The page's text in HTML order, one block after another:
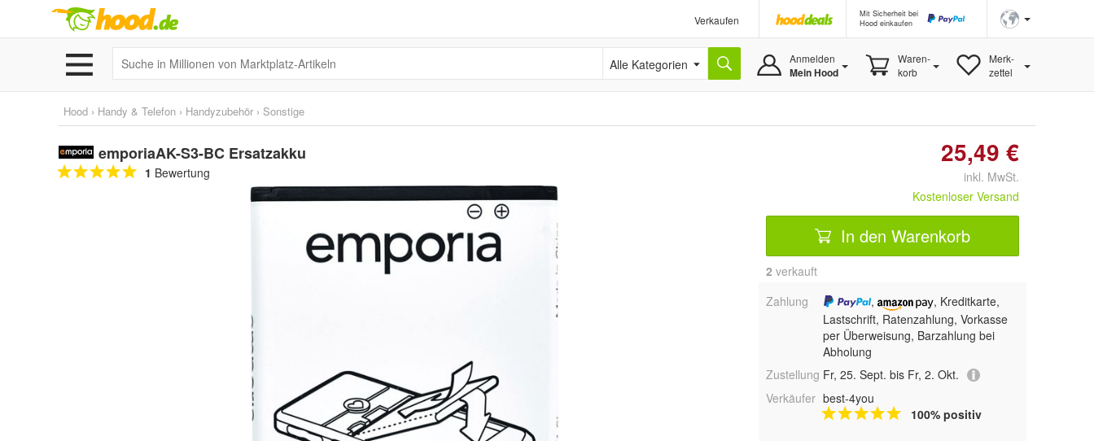
Verkaufen
Mit Sicherheit bei
Hood einkaufen
Alle Kategorien Anmelden
Mein Hood
Waren-
korb
Merk-
zettel
Hood › Handy & Telefon › Handyzubehör › Sonstige
emporiaAK-S3-BC Ersatzakku
1 Bewertung
25,49 €
inkl. MwSt.
Kostenloser Versand
In den Warenkorb
2 verkauft
Zahlung
,
, Kreditkarte,
Lastschrift, Ratenzahlung, Vorkasse
per Überweisung, Barzahlung bei
Abholung
Zustellung Fr, 25. Sept. bis Fr, 2. Okt.
Verkäufer best-4you
100% positiv